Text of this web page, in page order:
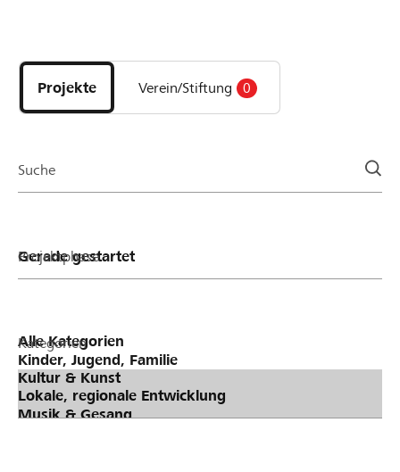
DE FR IT
Projekte
und
Organisationen
Projekte Verein/Stiftung 0
Suche
Projektphase
Kategorien